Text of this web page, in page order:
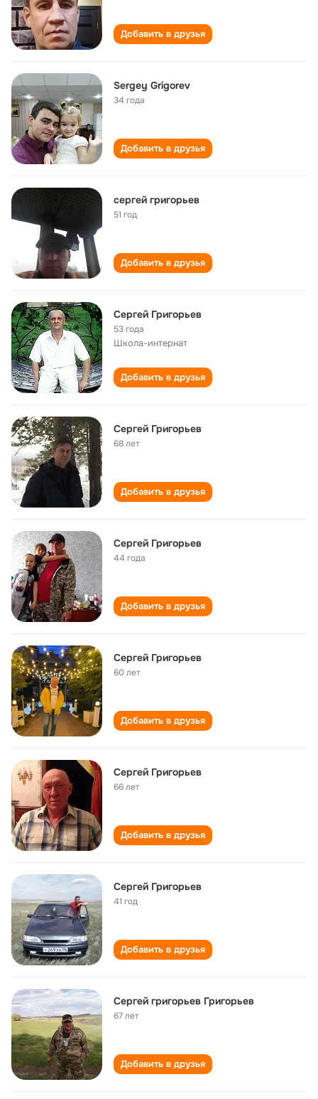
Добавить в друзья
Sergey Grigorev
34 года
Добавить в друзья
сергей григорьев
51 год
Добавить в друзья
Сергей Григорьев
53 года
Школа-интернат
Добавить в друзья
Сергей Григорьев
68 лет
Добавить в друзья
Сергей Григорьев
44 года
Добавить в друзья
Сергей Григорьев
60 лет
Добавить в друзья
Сергей Григорьев
66 лет
Добавить в друзья
Сергей Григорьев
41 год
Добавить в друзья
Сергей григорьев Григорьев
67 лет
Добавить в друзья